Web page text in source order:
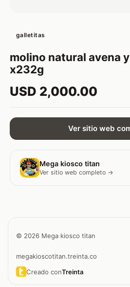
galletitas
molino natural avena
x232g
USD 2,000.00
Ver sitio web
Mega kiosco titan
Ver sitio web completo →
© 2026 Mega kiosco titan
megakioscotitan.treinta.co
Creado conTreinta